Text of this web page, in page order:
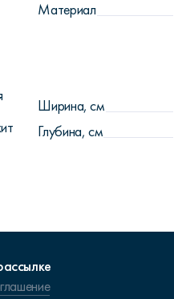
Материал
Ширина, см
Глубина, см